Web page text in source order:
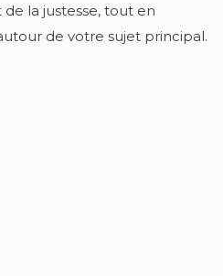
la justesse, tout en
de votre sujet principal.